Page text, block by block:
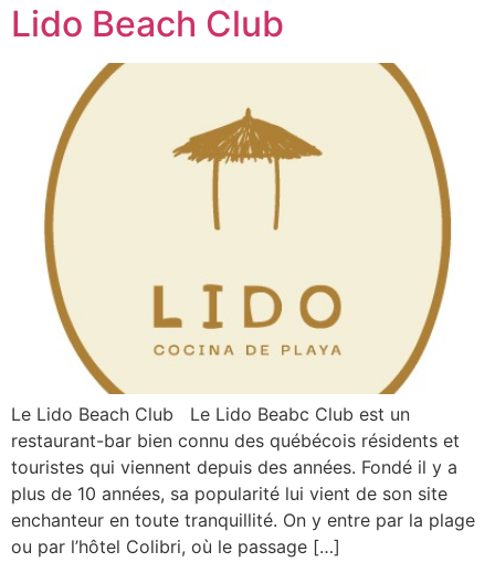
Lido Beach Club
Le Lido Beach Club Le Lido Beabc Club est un
restaurant-bar bien connu des québécois résidents et
touristes qui viennent depuis des années. Fondé il y a
plus de 10 années, sa popularité lui vient de son site
enchanteur en toute tranquillité. On y entre par la plage
ou par l’hôtel Colibri, où le passage […]